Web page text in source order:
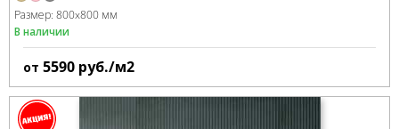
Размер: 800x800 мм
В наличии
от 5590 руб./м2